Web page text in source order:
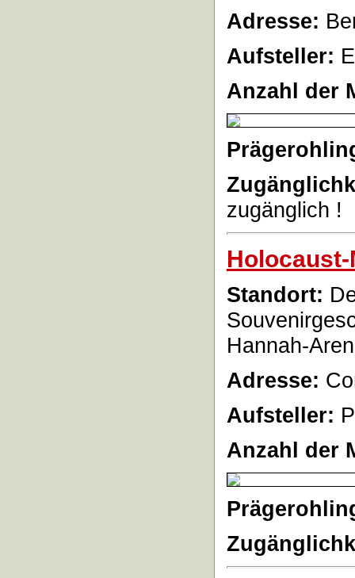
Adresse:
Aufsteller:
Anzahl der
zugänglich !
Standort:
Hannah-
Adresse:
Aufsteller:
Anzahl der